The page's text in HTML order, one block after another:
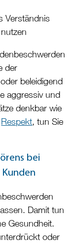
Verständnis
der
beleidigend
aggressiv und
denkbar wie
Respekt, tun Sie
bei
Damit tun
Gesundheit.
oder